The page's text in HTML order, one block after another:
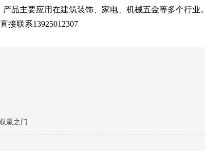
品主要应用在建筑装饰、家电、机械五金等多个行业。
接联系13925012307
赢之门